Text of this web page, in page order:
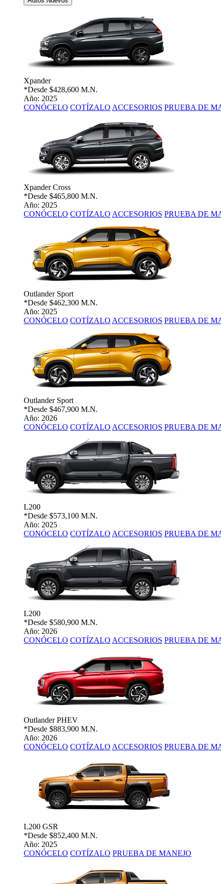
Xpander
*Desde $428,600 M.N.
Año: 2025
CONÓCELO COTÍZALO ACCESORIOS PRUEBA DE
Xpander Cross
*Desde $465,800 M.N.
Año: 2025
CONÓCELO COTÍZALO ACCESORIOS PRUEBA DE
Outlander Sport
*Desde $462,300 M.N.
Año: 2025
CONÓCELO COTÍZALO ACCESORIOS PRUEBA DE
Outlander Sport
*Desde $467,900 M.N.
Año: 2026
CONÓCELO COTÍZALO ACCESORIOS PRUEBA DE
L200
*Desde $573,100 M.N.
Año: 2025
CONÓCELO COTÍZALO ACCESORIOS PRUEBA DE
L200
*Desde $580,900 M.N.
Año: 2026
CONÓCELO COTÍZALO ACCESORIOS PRUEBA DE
Outlander PHEV
*Desde $883,900 M.N.
Año: 2026
CONÓCELO COTÍZALO ACCESORIOS PRUEBA DE
L200 GSR
*Desde $852,400 M.N.
Año: 2025
CONÓCELO COTÍZALO PRUEBA DE MANEJO